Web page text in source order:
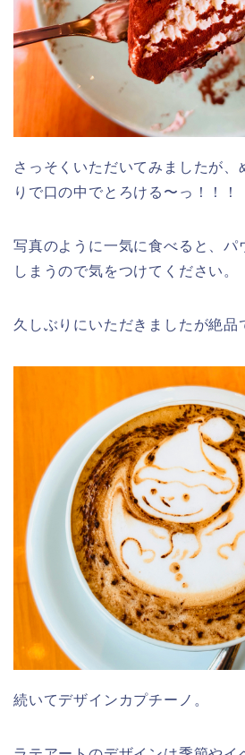
さっそくいただいてみましたが、
りで口の中でとろける〜っ！！！
写真のように一気に食べると、パ
しまうので気をつけてください。
久しぶりにいただきましたが絶品
続いてデザインカプチーノ。